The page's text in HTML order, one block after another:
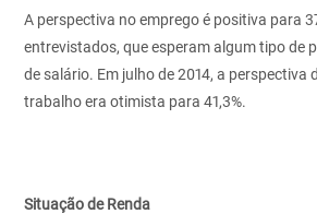
A perspectiva no emprego é positiva para
entrevistados, que esperam algum tipo de
de salário. Em julho de 2014, a perspectiva
trabalho era otimista para 41,3%.
Situação de Renda